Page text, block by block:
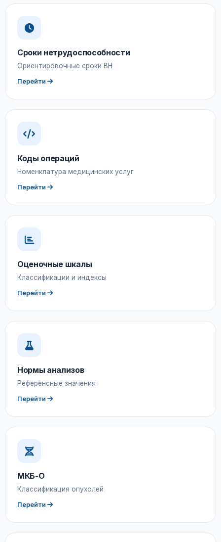
Сроки нетрудоспособности
Ориентировочные сроки ВН
Перейти
Коды операций
Номенклатура медицинских услуг
Перейти
Оценочные шкалы
Классификации и индексы
Перейти
Нормы анализов
Референсные значения
Перейти
МКБ-О
Классификация опухолей
Перейти